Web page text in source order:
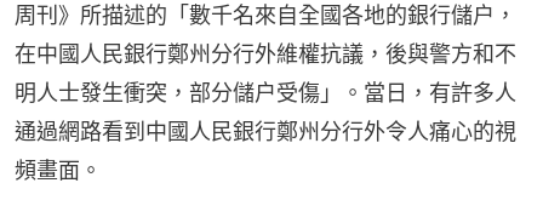
周刊》所描述的「數千名來自全國各地的銀行儲户，
在中國人民銀行鄭州分行外維權抗議，後與警方和不
明人士發生衝突，部分儲户受傷」。當日，有許多人
通過網路看到中國人民銀行鄭州分行外令人痛心的視
頻畫面。